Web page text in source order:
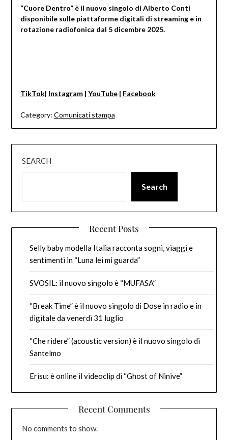
“Cuore Dentro” è il nuovo singolo di Alberto Conti
disponibile sulle piattaforme digitali di streaming e in
rotazione radiofonica dal 5 dicembre 2025.
TikTok| Instagram | YouTube| Facebook
Category: Comunicati stampa
SEARCH
Search
Recent Posts
Selly baby modella Italia racconta sogni, viaggi e
sentimenti in “Luna lei mi guarda”
SVOSIL: il nuovo singolo è “MUFASA”
“Break Time” è il nuovo singolo di Dose in radio e in
digitale da venerdì 31 luglio
“Che ridere” (acoustic version) è il nuovo singolo di
Santelmo
Erisu: è online il videoclip di “Ghost of Ninive”
Recent Comments
No comments to show.